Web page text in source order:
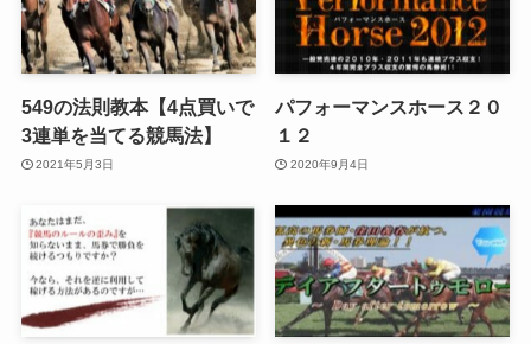
549の法則教本【4点買いで
3連単を当てる競馬法】
2021年5月3日
パフォーマンスホース２０
１２
2020年9月4日